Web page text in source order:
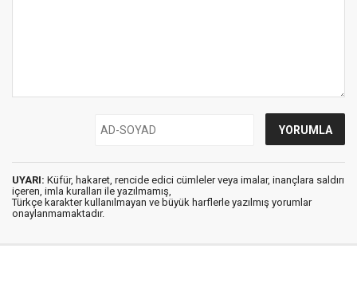
UYARI: Küfür, hakaret, rencide edici cümleler veya imalar, inançlara saldırı
içeren, imla kuralları ile yazılmamış,
Türkçe karakter kullanılmayan ve büyük harflerle yazılmış yorumlar
onaylanmamaktadır.